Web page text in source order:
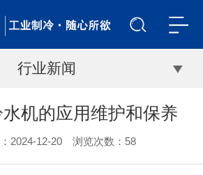
行业新闻
机的应用维护和保养
2024-12-20 浏览次数： 58